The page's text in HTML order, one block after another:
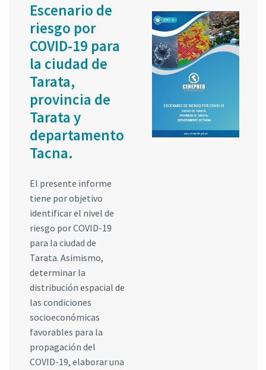
Escenario de
riesgo por
COVID-19 para
la ciudad de
Tarata,
provincia de
Tarata y
departamento
Tacna.
El presente informe
tiene por objetivo
identificar el nivel de
riesgo por COVID-19
para la ciudad de
Tarata. Asimismo,
determinar la
distribución espacial de
las condiciones
socioeconómicas
favorables para la
propagación del
COVID-19, elaborar una